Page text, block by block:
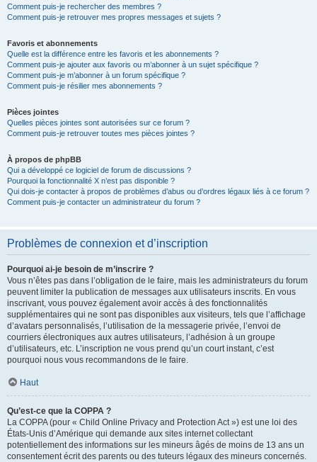
Comment puis-je rechercher des membres ?
Comment puis-je retrouver mes propres messages et sujets ?
Favoris et abonnements
Quelle est la différence entre les favoris et les abonnements ?
Comment puis-je ajouter aux favoris ou m’abonner à un sujet spécifique ?
Comment puis-je m’abonner à un forum spécifique ?
Comment puis-je résilier mes abonnements ?
Pièces jointes
Quelles pièces jointes sont autorisées sur ce forum ?
Comment puis-je retrouver toutes mes pièces jointes ?
À propos de phpBB
Qui a développé ce logiciel de forum de discussions ?
Pourquoi la fonctionnalité X n’est pas disponible ?
Qui dois-je contacter à propos de problèmes d’abus ou d’ordres légaux liés à ce forum ?
Comment puis-je contacter un administrateur du forum ?
Problèmes de connexion et d’inscription
Pourquoi ai-je besoin de m’inscrire ?
Vous n’êtes pas dans l’obligation de le faire, mais les administrateurs du forum
peuvent limiter la publication de messages aux utilisateurs inscrits. En vous
inscrivant, vous pouvez également avoir accès à des fonctionnalités
supplémentaires qui ne sont pas disponibles aux visiteurs, tels que l’affichage
d’avatars personnalisés, l’utilisation de la messagerie privée, l’envoi de
courriers électroniques aux autres utilisateurs, l’adhésion à un groupe
d’utilisateurs, etc. L’inscription ne vous prend qu’un court instant, c’est
pourquoi nous vous recommandons de le faire.
Haut
Qu’est-ce que la COPPA ?
La COPPA (pour « Child Online Privacy and Protection Act ») est une loi des
États-Unis d’Amérique qui demande aux sites internet collectant
potentiellement des informations sur les mineurs âgés de moins de 13 ans un
consentement écrit des parents ou des tuteurs légaux des mineurs concernés.